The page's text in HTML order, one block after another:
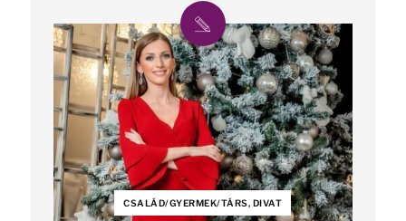
CSALÁD/GYERMEK/TÁRS, DIVAT